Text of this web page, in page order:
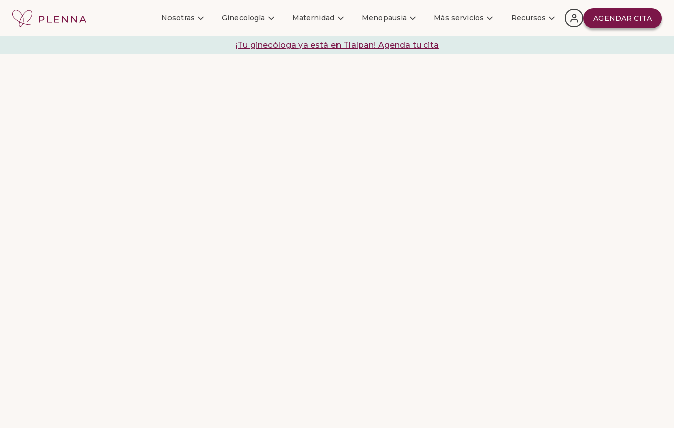
Nosotras Ginecología Maternidad Menopausia Más servicios Recursos AGENDAR CITA
¡Tu ginecóloga ya está en Tlalpan! Agenda tu cita